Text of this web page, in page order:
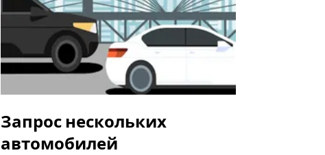
Запрос нескольких
автомобилей